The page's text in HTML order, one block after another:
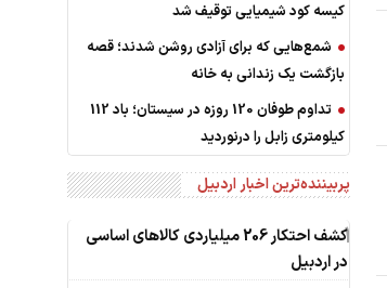
کیسه کود شیمیایی توقیف شد
شمع‌هایی که ‌برای آزادی روشن شدند؛ قصه
بازگشت یک زندانی به خانه
تداوم طوفان 120 روزه در سیستان؛ باد 112
کیلومتری ‌زابل را درنوردید
پربیننده‌ترین اخبار اردبیل
1
کشف احتکار 206 میلیاردی کالاهای اساسی
در اردبیل